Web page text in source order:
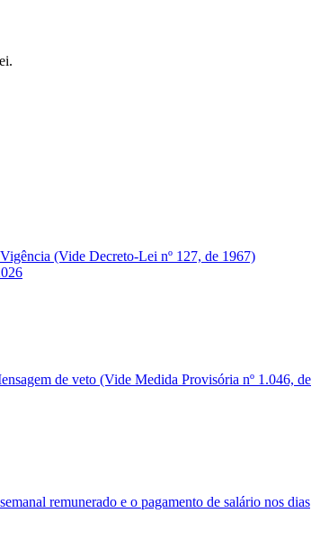
(Vide Decreto-Lei nº 127, de 1967)
de veto (Vide Medida Provisória nº 1.046, de
remunerado e o pagamento de salário nos dias